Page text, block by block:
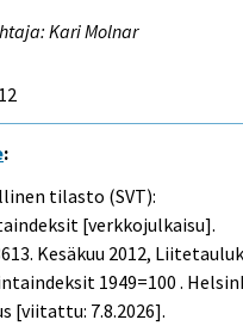
Kari Molnar
:
tilasto (SVT):
[verkkojulkaisu].
Kesäkuu 2012,
1949=100 .
[viitattu: 7.8.2026].